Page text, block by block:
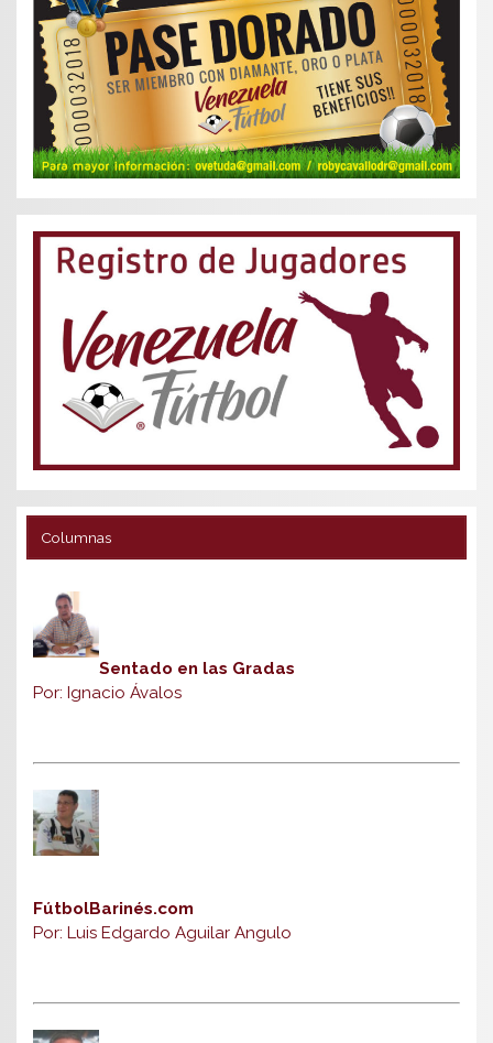
Columnas
Sentado en las Gradas
Por: Ignacio Ávalos
FútbolBarinés.com
Por: Luis Edgardo Aguilar Angulo